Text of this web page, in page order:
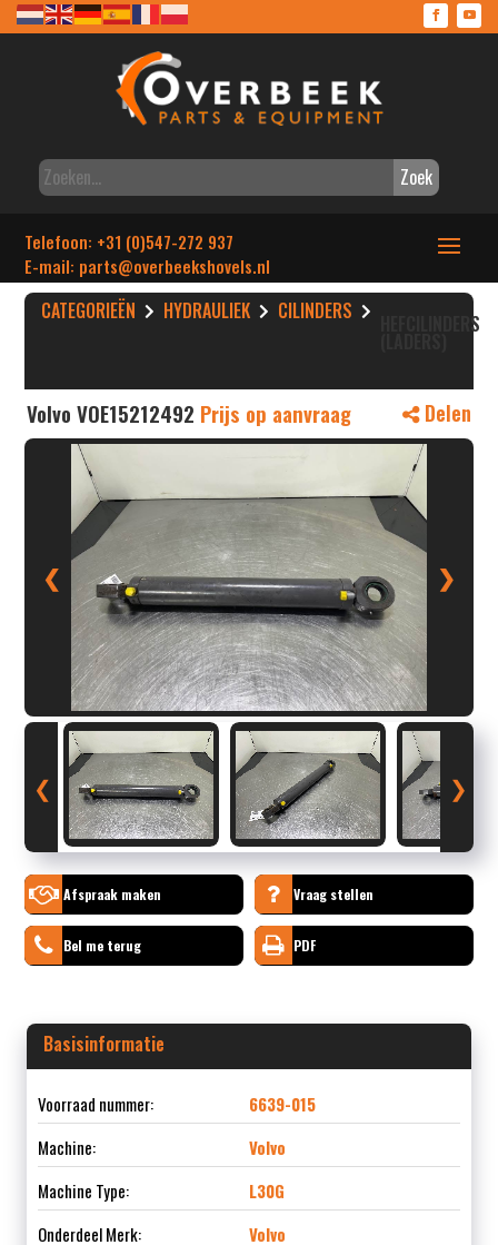
Zoek
Telefoon: +31 (0)547-272 937
E-mail: parts@overbeekshovels.nl
CATEGORIEËN HYDRAULIEK CILINDERS HEFCILINDERS
Volvo VOE15212492 Prijs op aanvraag Delen
❮ ❯
❮ ❯
Afspraak maken Vraag stellen
Bel me terug PDF
Basisinformatie
Voorraad nummer:
6639-015
Machine:
Volvo
Machine Type:
L30G
Onderdeel Merk:
Volvo